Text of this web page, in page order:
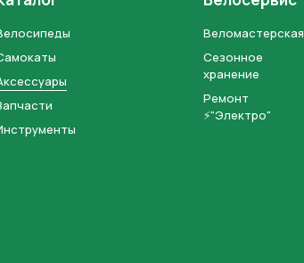
Веломастерская
Сезонное
хранение
Ремонт
⚡"Электро"